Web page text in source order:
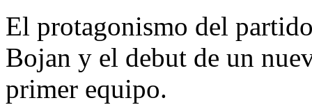
El protagonismo del
Bojan y el debut de un
primer equipo.